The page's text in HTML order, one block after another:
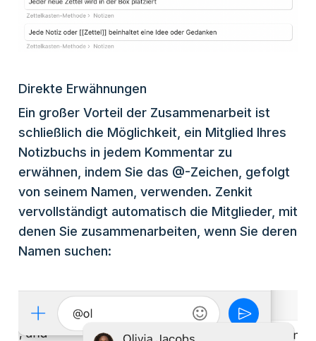
Direkte Erwähnungen
Ein großer Vorteil der Zusammenarbeit ist
schließlich die Möglichkeit, ein Mitglied Ihres
Notizbuchs in jedem Kommentar zu
erwähnen, indem Sie das @-Zeichen, gefolgt
von seinem Namen, verwenden. Zenkit
vervollständigt automatisch die Mitglieder, mit
denen Sie zusammenarbeiten, wenn Sie deren
Namen suchen: